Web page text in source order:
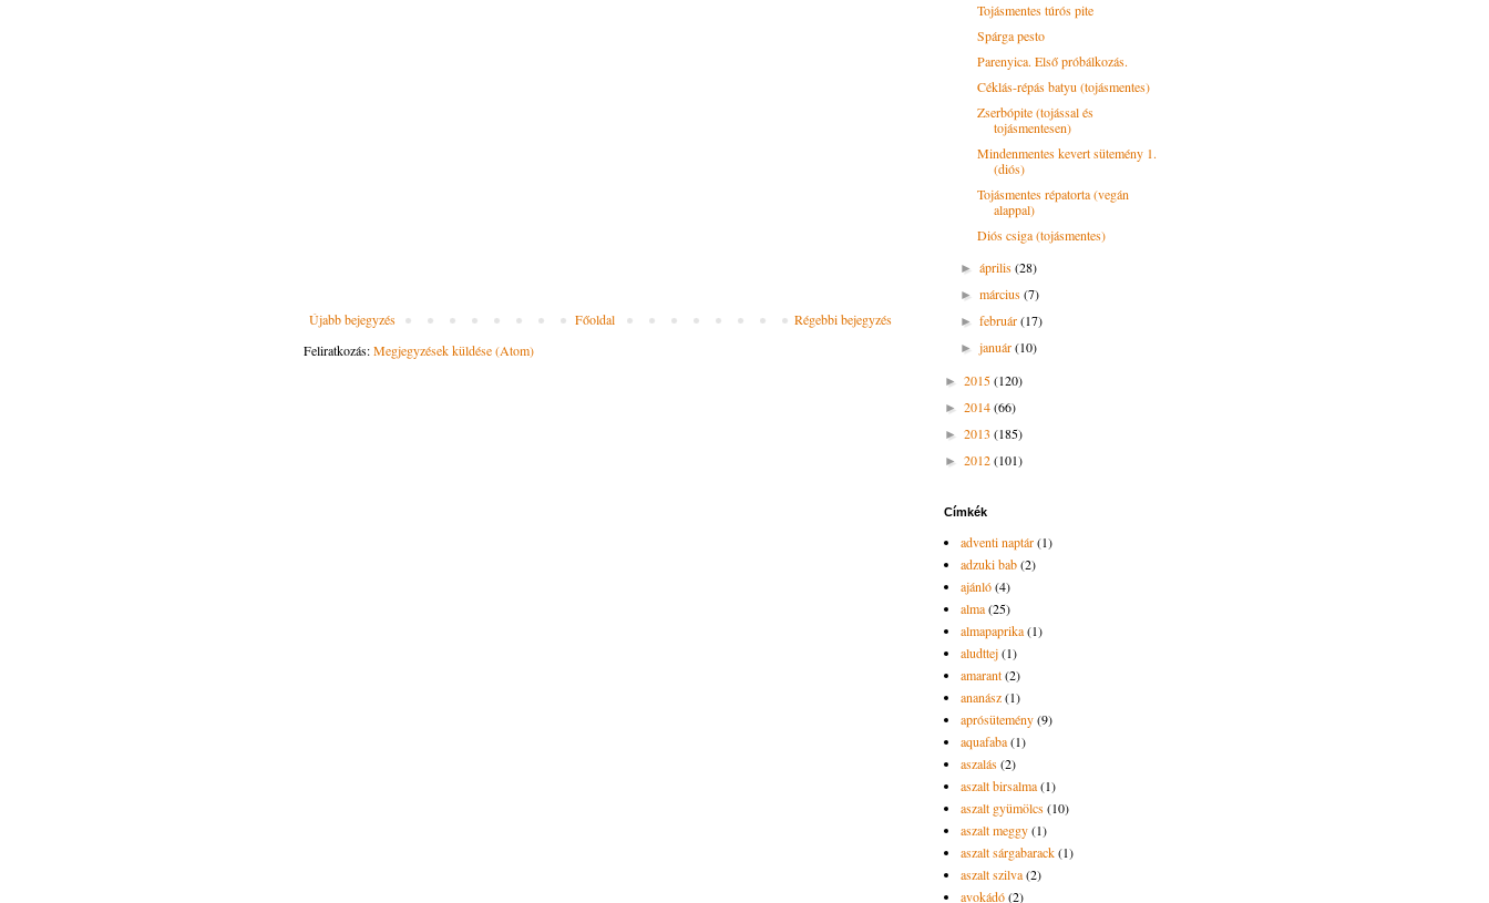
Újabb bejegyzés Régebbi bejegyzés
Főoldal
Feliratkozás:Megjegyzések küldése (Atom)
Tojásmentes túrós pite
Spárga pesto
Parenyica. Első próbálkozás.
Céklás-répás batyu (tojásmentes)
Zserbópite (tojással és
tojásmentesen)
Mindenmentes kevert sütemény 1.
(diós)
Tojásmentes répatorta (vegán
alappal)
Diós csiga (tojásmentes)
►április(28)
►március(7)
►február(17)
►január(10)
► 2015(120)
► 2014(66)
► 2013 (185)
► 2012(101)
Címkék
adventi naptár(1)
adzuki bab(2)
ajánló(4)
alma(25)
almapaprika(1)
aludttej(1)
amarant(2)
ananász(1)
aprósütemény(9)
aquafaba(1)
aszalás(2)
aszalt birsalma(1)
aszalt gyümölcs(10)
aszalt meggy(1)
aszalt sárgabarack(1)
aszalt szilva(2)
avokádó(2)